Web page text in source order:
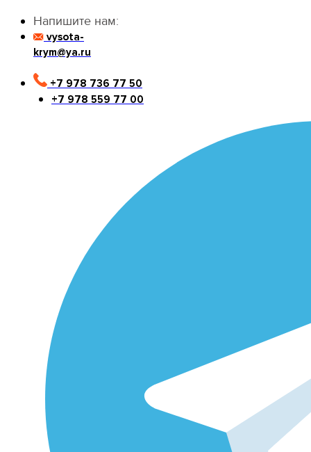
Напишите нам:
vysota-
krym@ya.ru
+7 978 736 77 50
+7 978 559 77 00